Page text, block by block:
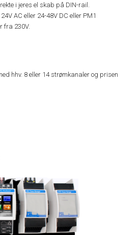
i jeres el skab på DIN-rail.
AC eller 24-48V DC eller PM1
fra 230V.
hhv. 8 eller 14 strømkanaler og prisen